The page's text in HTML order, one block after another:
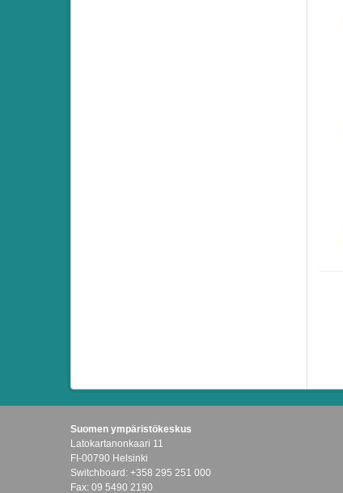
Suomen ympäristökeskus
Latokartanonkaari 11
FI-00790 Helsinki
Switchboard: +358 295 251 000
Fax: 09 5490 2190